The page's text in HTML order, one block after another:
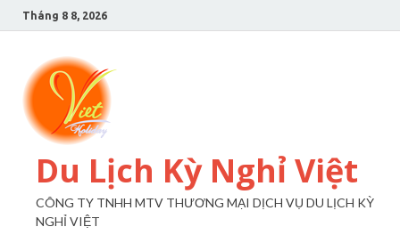
Tháng 8 8, 2026
Du Lịch Kỳ Nghỉ Việt
CÔNG TY TNHH MTV THƯƠNG MẠI DỊCH VỤ DU LỊCH KỲ
NGHỈ VIỆT